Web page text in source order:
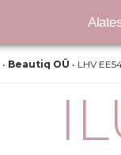
• Beautiq OÜ • LHV